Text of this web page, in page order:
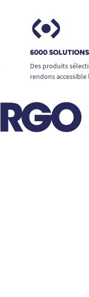
6000
Des produits
rendons